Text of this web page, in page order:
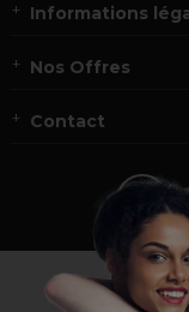
Informations
Nos Offres
Contact
Vous
Visitez